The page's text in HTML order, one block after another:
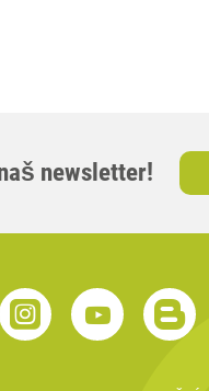
newsletter!